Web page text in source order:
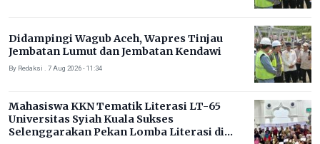
Didampingi Wagub Aceh, Wapres Tinjau
Jembatan Lumut dan Jembatan Kendawi
By Redaksi . 7 Aug 2026 - 11:34
Mahasiswa KKN Tematik Literasi LT-65
Universitas Syiah Kuala Sukses
Selenggarakan Pekan Lomba Literasi di